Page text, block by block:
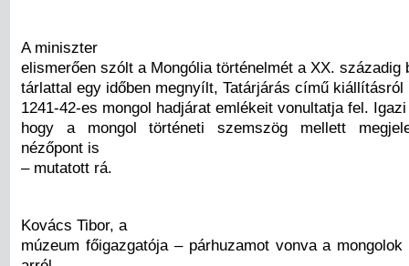
A miniszter
elismerően szólt a Mongólia történelmét a XX. századig
tárlattal egy időben megnyílt, Tatárjárás című
1241-42-es mongol hadjárat emlékeit vonultatja fel.
hogy a mongol történeti szemszög mellett
nézőpont is
– mutatott rá.
Kovács Tibor, a
múzeum főigazgatója – párhuzamot vonva a